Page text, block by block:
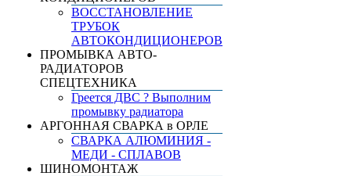
ВОССТАНОВЛЕНИЕ
ТРУБОК
АВТОКОНДИЦИОНЕРОВ
ПРОМЫВКА АВТО-
РАДИАТОРОВ
СПЕЦТЕХНИКА
Греется ДВС ? Выполним
промывку радиатора
АРГОННАЯ СВАРКА в ОРЛЕ
СВАРКА АЛЮМИНИЯ -
МЕДИ - СПЛАВОВ
ШИНОМОНТАЖ